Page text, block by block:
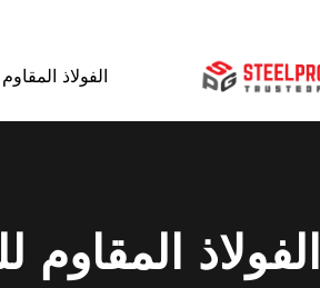
الفولاذ
الفولاذ المقاوم للصدأ 414: التعريف